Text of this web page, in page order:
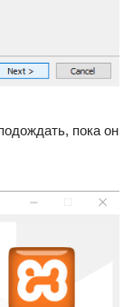
пока он